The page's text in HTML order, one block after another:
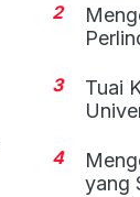
2
3
Tuai
4
yang